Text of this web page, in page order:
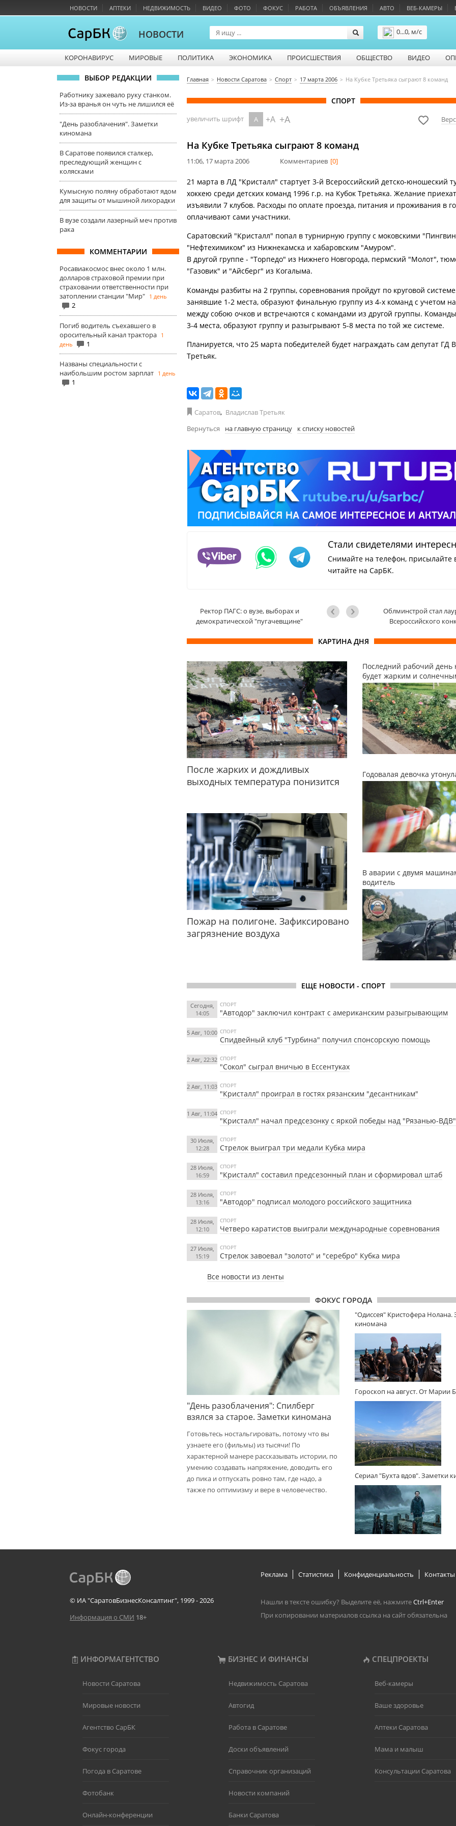
НОВОСТИ АПТЕКИ НЕДВИЖИМОСТЬ ВИДЕО ФОТО ФОКУС РАБОТА ОБЪЯВЛЕНИЯ АВТО ВЕБ-КАМЕРЫ
НОВОСТИ
0...0, м/с
КОРОНАВИРУС МИРОВЫЕ ПОЛИТИКА ЭКОНОМИКА ПРОИСШЕСТВИЯ ОБЩЕСТВО ВИДЕО
ВЫБОР РЕДАКЦИИ
Работнику зажевало руку станком.
Из-за вранья он чуть не лишился её
"День разоблачения". Заметки
киномана
В Саратове появился сталкер,
преследующий женщин с
колясками
Кумысную поляну обработают ядом
для защиты от мышиной лихорадки
В вузе создали лазерный меч против
рака
КОММЕНТАРИИ
Росавиакосмос внес около 1 млн.
долларов страховой премии при
страховании ответственности при
затоплении станции "Мир" 1 день
2
Погиб водитель съехавшего в
оросительный канал трактора 1
день
1
Названы специальности с
наибольшим ростом зарплат 1 день
1
Главная Новости Саратова Спорт 17 марта 2006 На Кубке Третьяка сыграют 8 команд
СПОРТ
увеличить шрифт A +A +A
На Кубке Третьяка сыграют 8 команд
11:06, 17 марта 2006 Комментариев [0]
21 марта в ЛД "Кристалл" стартует 3-й Всероссийский детско-юношеский
хоккею среди детских команд 1996 г.р. на Кубок Третьяка. Желание
изъявили 7 клубов. Расходы по оплате проезда, питания и проживания в
оплачивают сами участники.
Саратовский "Кристалл" попал в турнирную группу с моковскими
"Нефтехимиком" из Нижнекамска и хабаровским "Амуром".
В другой группе - "Торпедо" из Нижнего Новгорода, пермский "Молот",
"Газовик" и "Айсберг" из Когалыма.
Команды разбиты на 2 группы, соревнования пройдут по круговой
занявшие 1-2 места, образуют финальную группу из 4-х команд с учетом
между собою очков и встречаются с командами из другой группы.
3-4 места, образуют группу и разыгрывают 5-8 места по той же системе.
Планируется, что 25 марта победителей будет награждать сам депутат ГД
Третьяк.
Саратов, Владислав Третьяк
Вернуться
на главную страницу к списку новостей
Стали свидетелями
Снимайте на телефон, присылайте
читайте на СарБК.
Ректор ПАГС: о вузе, выборах и
демократической "пугачевщине"
Облминстрой стал
Всероссийского
КАРТИНА ДНЯ
После жарких и дождливых
выходных температура понизится
Пожар на полигоне. Зафиксировано
загрязнение воздуха
Последний рабочий день
будет жарким и
Годовалая девочка
В аварии с двумя
водитель
ЕЩЕ НОВОСТИ - СПОРТ
Сегодня,
14:05
СПОРТ
"Автодор" заключил контракт с американским разыгрывающим
5 Авг, 10:00 СПОРТ
Спидвейный клуб "Турбина" получил спонсорскую помощь
2 Авг, 22:32 СПОРТ
"Сокол" сыграл вничью в Ессентуках
2 Авг, 11:03 СПОРТ
"Кристалл" проиграл в гостях рязанским "десантникам"
1 Авг, 11:04 СПОРТ
"Кристалл" начал предсезонку с яркой победы над "Рязанью-ВДВ"
30 Июля,
12:28
СПОРТ
Стрелок выиграл три медали Кубка мира
28 Июля,
16:59
СПОРТ
"Кристалл" составил предсезонный план и сформировал штаб
28 Июля,
13:16
СПОРТ
"Автодор" подписал молодого российского защитника
28 Июля,
12:10
СПОРТ
Четверо каратистов выиграли международные соревнования
27 Июля,
15:19
СПОРТ
Стрелок завоевал "золото" и "серебро" Кубка мира
Все новости из ленты
ФОКУС ГОРОДА
"День разоблачения": Спилберг
взялся за старое. Заметки киномана
Готовьтесь ностальгировать, потому что вы
узнаете его (фильмы) из тысячи! По
характерной манере рассказывать истории, по
умению создавать напряжение, доводить его
до пика и отпускать ровно там, где надо, а
также по оптимизму и вере в человечество.
"Одиссея" Кристофера Нолана.
киномана
Гороскоп на август. От Марии
Сериал "Бухта вдов". Заметки
© ИА "СаратовБизнесКонсалтинг", 1999 - 2026
Информация о СМИ 18+
Реклама Статистика Конфиденциальность Контакты
Нашли в тексте ошибку? Выделите её, нажмитеCtrl+Enter
При копировании материалов ссылка на сайт обязательна
ИНФОРМАГЕНТСТВО БИЗНЕС И ФИНАНСЫ СПЕЦПРОЕКТЫ
Новости Саратова
Мировые новости
Агентство СарБК
Фокус города
Погода в Саратове
Фотобанк
Онлайн-конференции
Недвижимость Саратова
Автогид
Работа в Саратове
Доски объявлений
Справочник организаций
Новости компаний
Банки Саратова
Веб-камеры
Ваше здоровье
Аптеки Саратова
Мама и малыш
Консультации Саратова